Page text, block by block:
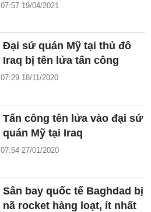
07:57 19/04/2021
Đại sứ quán Mỹ tại thủ đô
Iraq bị tên lửa tấn công
07:29 18/11/2020
Tấn công tên lửa vào đại sứ
quán Mỹ tại Iraq
07:54 27/01/2020
Sân bay quốc tế Baghdad bị
nã rocket hàng loạt, ít nhất